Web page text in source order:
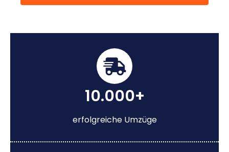
10.000+
erfolgreiche Umzüge